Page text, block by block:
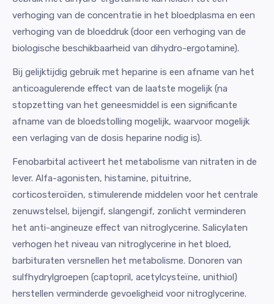
verhoging van de concentratie in het bloedplasma en een
verhoging van de bloeddruk (door een verhoging van de
biologische beschikbaarheid van dihydro-ergotamine).
Bij gelijktijdig gebruik met heparine is een afname van het
anticoagulerende effect van de laatste mogelijk (na
stopzetting van het geneesmiddel is een significante
afname van de bloedstolling mogelijk, waarvoor mogelijk
een verlaging van de dosis heparine nodig is).
Fenobarbital activeert het metabolisme van nitraten in de
lever. Alfa-agonisten, histamine, pituitrine,
corticosteroïden, stimulerende middelen voor het centrale
zenuwstelsel, bijengif, slangengif, zonlicht verminderen
het anti-angineuze effect van nitroglycerine. Salicylaten
verhogen het niveau van nitroglycerine in het bloed,
barbituraten versnellen het metabolisme. Donoren van
sulfhydrylgroepen (captopril, acetylcysteïne, unithiol)
herstellen verminderde gevoeligheid voor nitroglycerine.